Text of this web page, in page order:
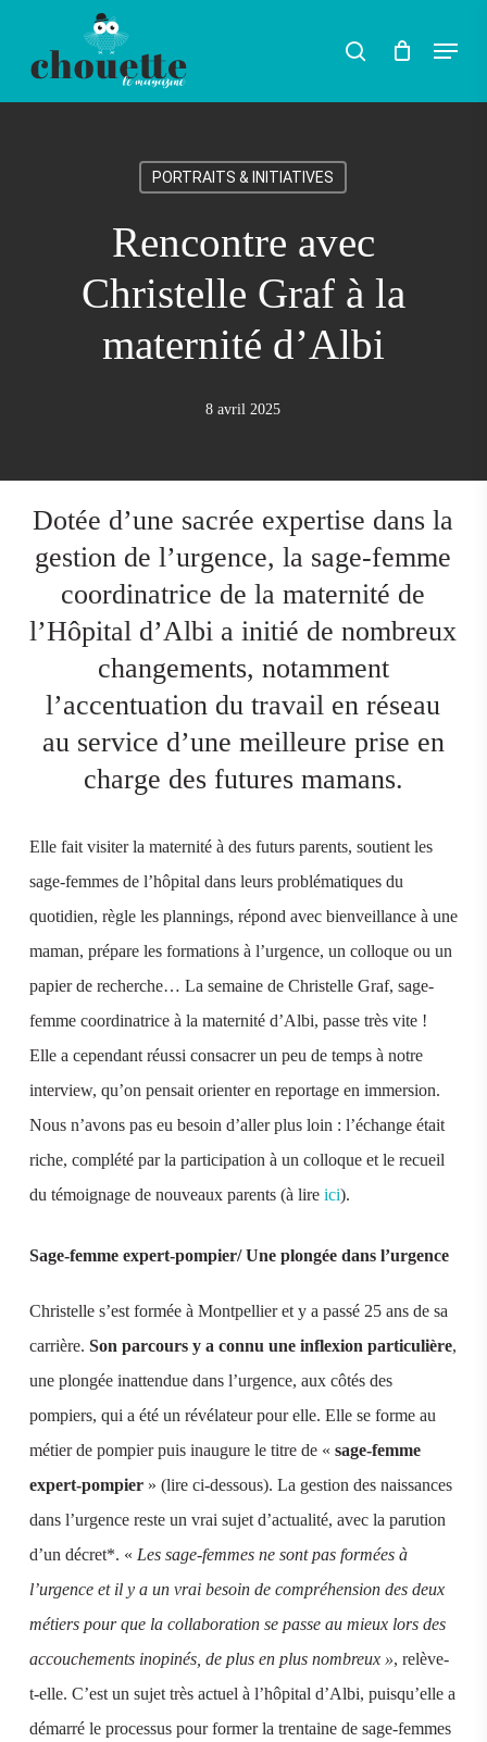
Rechercher
search Menu
PORTRAITS & INITIATIVES
Rencontre avec
Christelle Graf à la
maternité d’Albi
8 avril 2025
Dotée d’une sacrée expertise dans la
gestion de l’urgence, la sage-femme
coordinatrice de la maternité de
l’Hôpital d’Albi a initié de nombreux
changements, notamment
l’accentuation du travail en réseau
au service d’une meilleure prise en
charge des futures mamans.
Elle fait visiter la maternité à des futurs parents, soutient les
sage-femmes de l’hôpital dans leurs problématiques du
quotidien, règle les plannings, répond avec bienveillance à une
maman, prépare les formations à l’urgence, un colloque ou un
papier de recherche… La semaine de Christelle Graf, sage-
femme coordinatrice à la maternité d’Albi, passe très vite !
Elle a cependant réussi consacrer un peu de temps à notre
interview, qu’on pensait orienter en reportage en immersion.
Nous n’avons pas eu besoin d’aller plus loin : l’échange était
riche, complété par la participation à un colloque et le recueil
du témoignage de nouveaux parents (à lire ici).
Sage-femme expert-pompier/ Une plongée dans l’urgence
Christelle s’est formée à Montpellier et y a passé 25 ans de sa
carrière. Son parcours y a connu une inflexion particulière,
une plongée inattendue dans l’urgence, aux côtés des
pompiers, qui a été un révélateur pour elle. Elle se forme au
métier de pompier puis inaugure le titre de « sage-femme
expert-pompier» (lire ci-dessous). La gestion des naissances
dans l’urgence reste un vrai sujet d’actualité, avec la parution
d’un décret*. « Les sage-femmes ne sont pas formées à
l’urgence et il y a un vrai besoin de compréhension des deux
métiers pour que la collaboration se passe au mieux lors des
accouchements inopinés, de plus en plus nombreux », relève-
t-elle. C’est un sujet très actuel à l’hôpital d’Albi, puisqu’elle a
démarré le processus pour former la trentaine de sage-femmes